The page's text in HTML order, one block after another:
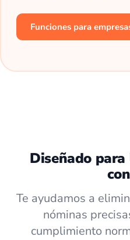
Funciones para
Diseñado
Te ayudamos a
nóminas
cumplimiento